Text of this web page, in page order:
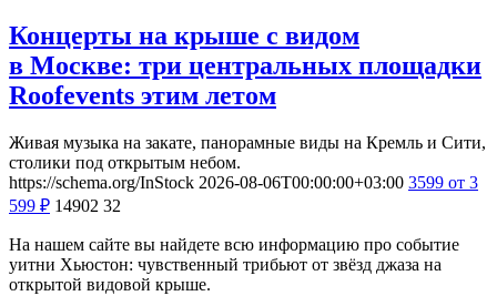
Концерты на крыше с видом
в Москве: три центральных площадки
Roofevents этим летом
Живая музыка на закате, панорамные виды на Кремль и Сити,
столики под открытым небом.
https://schema.org/InStock 2026-08-06T00:00:00+03:00 3599 от 3
599 ₽ 14902 32
На нашем сайте вы найдете всю информацию про событие
уитни Хьюстон: чувственный трибьют от звёзд джаза на
открытой видовой крыше.